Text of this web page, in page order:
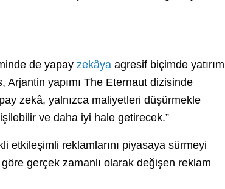
de yapay zekâya agresif biçimde yatırım
Arjantin yapımı The Eternaut dizisinde
zekâ, yalnızca maliyetleri düşürmekle
ve daha iyi hale getirecek.”
etkileşimli reklamlarını piyasaya sürmeyi
gerçek zamanlı olarak değişen reklam